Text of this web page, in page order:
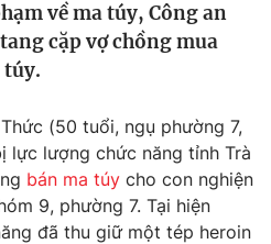
về ma túy, Công an
cặp vợ chồng mua
túy.
(50 tuổi, ngụ phường 7,
lực lượng chức năng tỉnh Trà
bán ma túy cho con nghiện
9, phường 7. Tại hiện
đã thu giữ một tép heroin